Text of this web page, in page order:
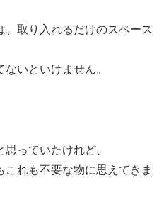
取り入れるだけのスペース
いといけません。
っていたけれど、
れも不要な物に思えてきま